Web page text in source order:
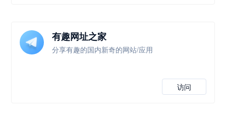
有趣网址之家
分享有趣的国内新奇的网站/应用
访问